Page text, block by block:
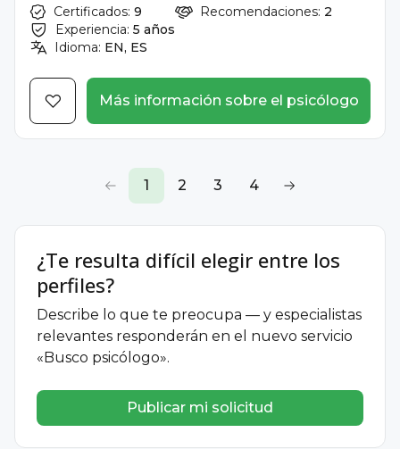
Certificados: 9
Experiencia: 5 años
Idioma: EN, ES
Recomendaciones: 2
Más información sobre el psicólogo
1 2 3 4
¿Te resulta difícil elegir entre los
perfiles?
Describe lo que te preocupa — y especialistas
relevantes responderán en el nuevo servicio
«Busco psicólogo».
Publicar mi solicitud